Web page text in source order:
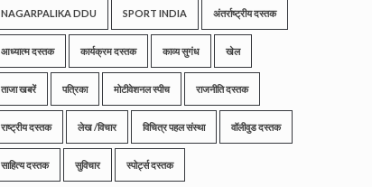
NAGARPALIKA DDU SPORT INDIA अंतर्राष्ट्रीय दस्तक
आध्यात्म दस्तक कार्यक्रम दस्तक काव्य सुगंध खेल
ताजा खबरें पत्रिका मोटीवेशनल स्पीच राजनीति दस्तक
राष्ट्रीय दस्तक लेख /विचार विचित्र पहल संस्था वॉलीवुड दस्तक
साहित्य दस्तक सुविचार स्पोर्ट्स दस्तक